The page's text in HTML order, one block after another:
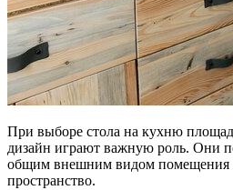
При выборе стола на кухню
дизайн играют важную роль. Они
общим внешним видом помещения
пространство.